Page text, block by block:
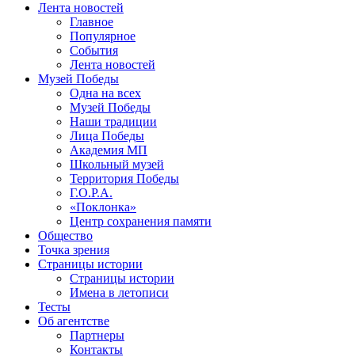
Лента новостей
Главное
Популярное
События
Лента новостей
Музей Победы
Одна на всех
Музей Победы
Наши традиции
Лица Победы
Академия МП
Школьный музей
Территория Победы
Г.О.Р.А.
«Поклонка»
Центр сохранения памяти
Общество
Точка зрения
Страницы истории
Страницы истории
Имена в летописи
Тесты
Об агентстве
Партнеры
Контакты